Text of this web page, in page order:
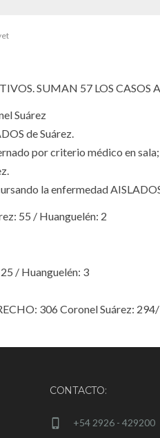
SUMAN 57 LOS CASOS
Suárez
de Suárez.
por criterio médico en
la enfermedad
55 / Huanguelén: 2
/ Huanguelén: 3
306 Coronel Suárez:
CONTACTO:
+54 2926 - 429200